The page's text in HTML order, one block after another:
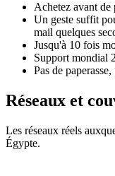
Achetez avant de
Un geste suffit
mail quelques
Jusqu'à 10 fois
Support mondial
Pas de
Réseaux et
Les réseaux réels
Égypte.